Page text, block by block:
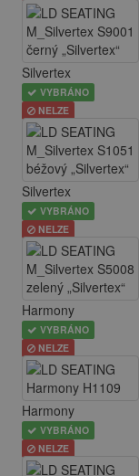
Silvertex
VYBRÁNO
NELZE
Silvertex
VYBRÁNO
NELZE
Harmony
VYBRÁNO
NELZE
Harmony
VYBRÁNO
NELZE